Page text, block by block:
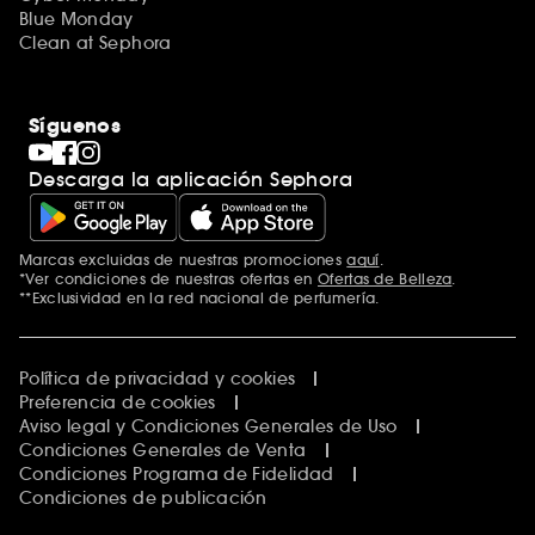
Blue Monday
Clean at Sephora
Síguenos
Descarga la aplicación Sephora
Marcas excluidas de nuestras promocionesaquí
*Ver condiciones de nuestras ofertas en Ofertas de Belleza
**Exclusividad en la red nacional de perfumería.
Política de privacidad y cookies
Preferencia de cookies
Aviso legal y Condiciones Generales de Uso
Condiciones Generales de Venta
Condiciones Programa de Fidelidad
Condiciones de publicación